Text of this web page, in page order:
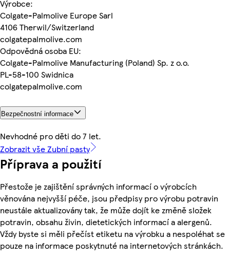
Výrobce:
Colgate-Palmolive Europe Sarl
4106 Therwil/Switzerland
colgatepalmolive.com
Odpovědná osoba EU:
Colgate-Palmolive Manufacturing (Poland) Sp. z o.o.
PL-58-100 Swidnica
colgatepalmolive.com
Bezpečnostní informace
Nevhodné pro děti do 7 let.
Zobrazit vše Zubní pasty
Příprava a použití
Přestože je zajištění správných informací o výrobcích
věnována nejvyšší péče, jsou předpisy pro výrobu potravin
neustále aktualizovány tak, že může dojít ke změně složek
potravin, obsahu živin, dietetických informací a alergenů.
Vždy byste si měli přečíst etiketu na výrobku a nespoléhat se
pouze na informace poskytnuté na internetových stránkách.